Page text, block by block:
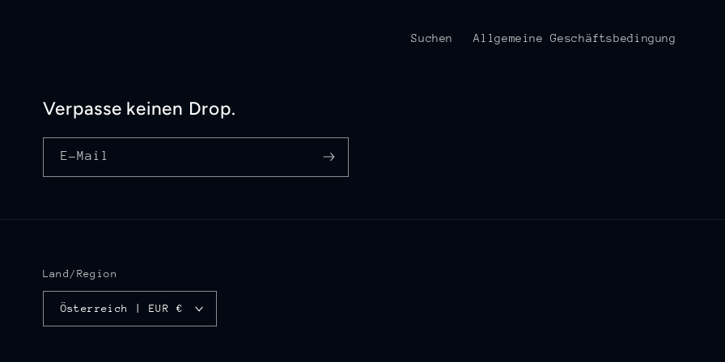
Suchen Allgemeine Geschäftsbedingung
Verpasse keinen Drop.
E-Mail
Land/Region
Österreich | EUR €